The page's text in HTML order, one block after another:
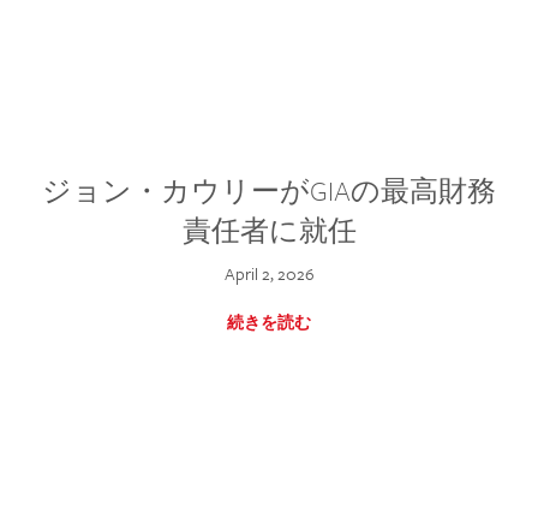
ジョン・カウリーがGIAの最高財務
責任者に就任
April 2, 2026
続きを読む